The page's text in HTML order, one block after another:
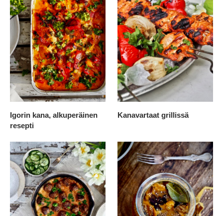
Igorin kana, alkuperäinen
resepti
Kanavartaat grillissä